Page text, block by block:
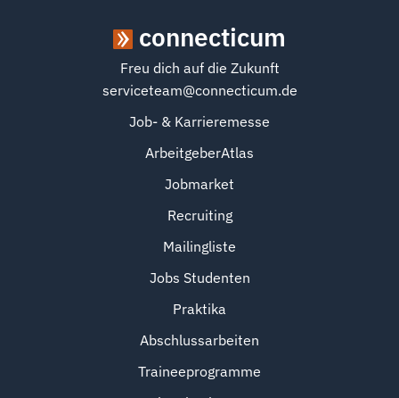
connecticum
Freu dich auf die Zukunft
serviceteam@connecticum.de
Job- & Karrieremesse
ArbeitgeberAtlas
Jobmarket
Recruiting
Mailingliste
Jobs Studenten
Praktika
Abschlussarbeiten
Traineeprogramme